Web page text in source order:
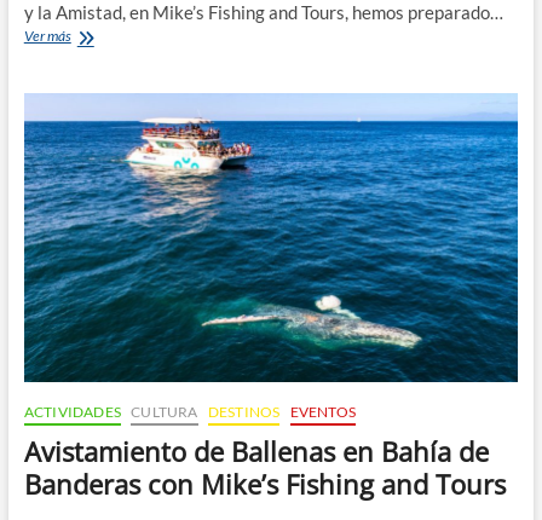
y la Amistad, en Mike’s Fishing and Tours, hemos preparado…
Ver másPaquetes
Valentín
en
Mike’s
Fishing
and
Tours
ACTIVIDADES CULTURA DESTINOS EVENTOS
Avistamiento de Ballenas en Bahía de
Banderas con Mike’s Fishing and Tours